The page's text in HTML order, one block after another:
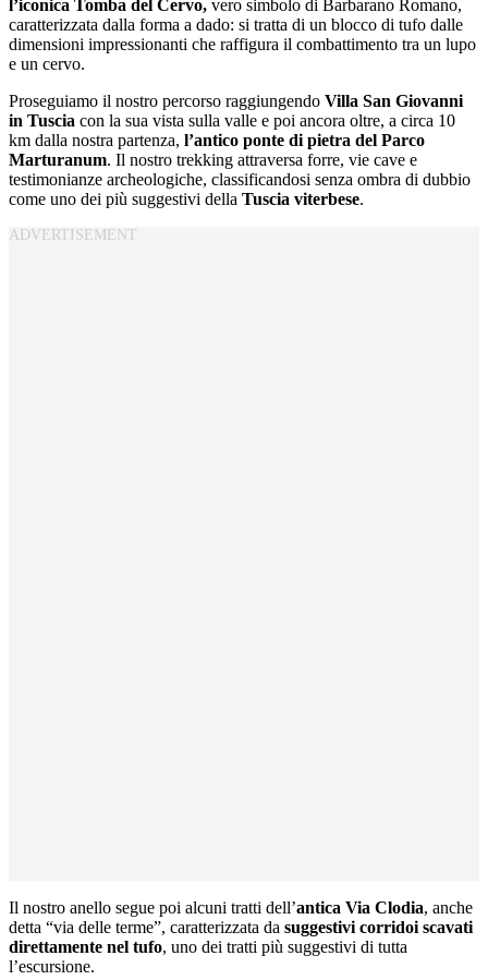
l’iconica Tomba del Cervo, vero simbolo di Barbarano Romano,
caratterizzata dalla forma a dado: si tratta di un blocco di tufo dalle
dimensioni impressionanti che raffigura il combattimento tra un lupo
e un cervo.
Proseguiamo il nostro percorso raggiungendo Villa San Giovanni
in Tuscia con la sua vista sulla valle e poi ancora oltre, a circa 10
km dalla nostra partenza, l’antico ponte di pietra del Parco
Marturanum. Il nostro trekking attraversa forre, vie cave e
testimonianze archeologiche, classificandosi senza ombra di dubbio
come uno dei più suggestivi della Tuscia viterbese.
Il nostro anello segue poi alcuni tratti dell’antica Via Clodia, anche
detta “via delle terme”, caratterizzata da suggestivi corridoi scavati
direttamente nel tufo, uno dei tratti più suggestivi di tutta
l’escursione.